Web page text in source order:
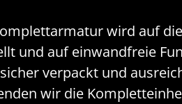
wird auf
und auf einwandfreie
verpackt und
wir die